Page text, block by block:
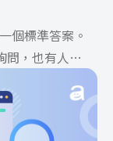
個標準答案。
問，也有人投